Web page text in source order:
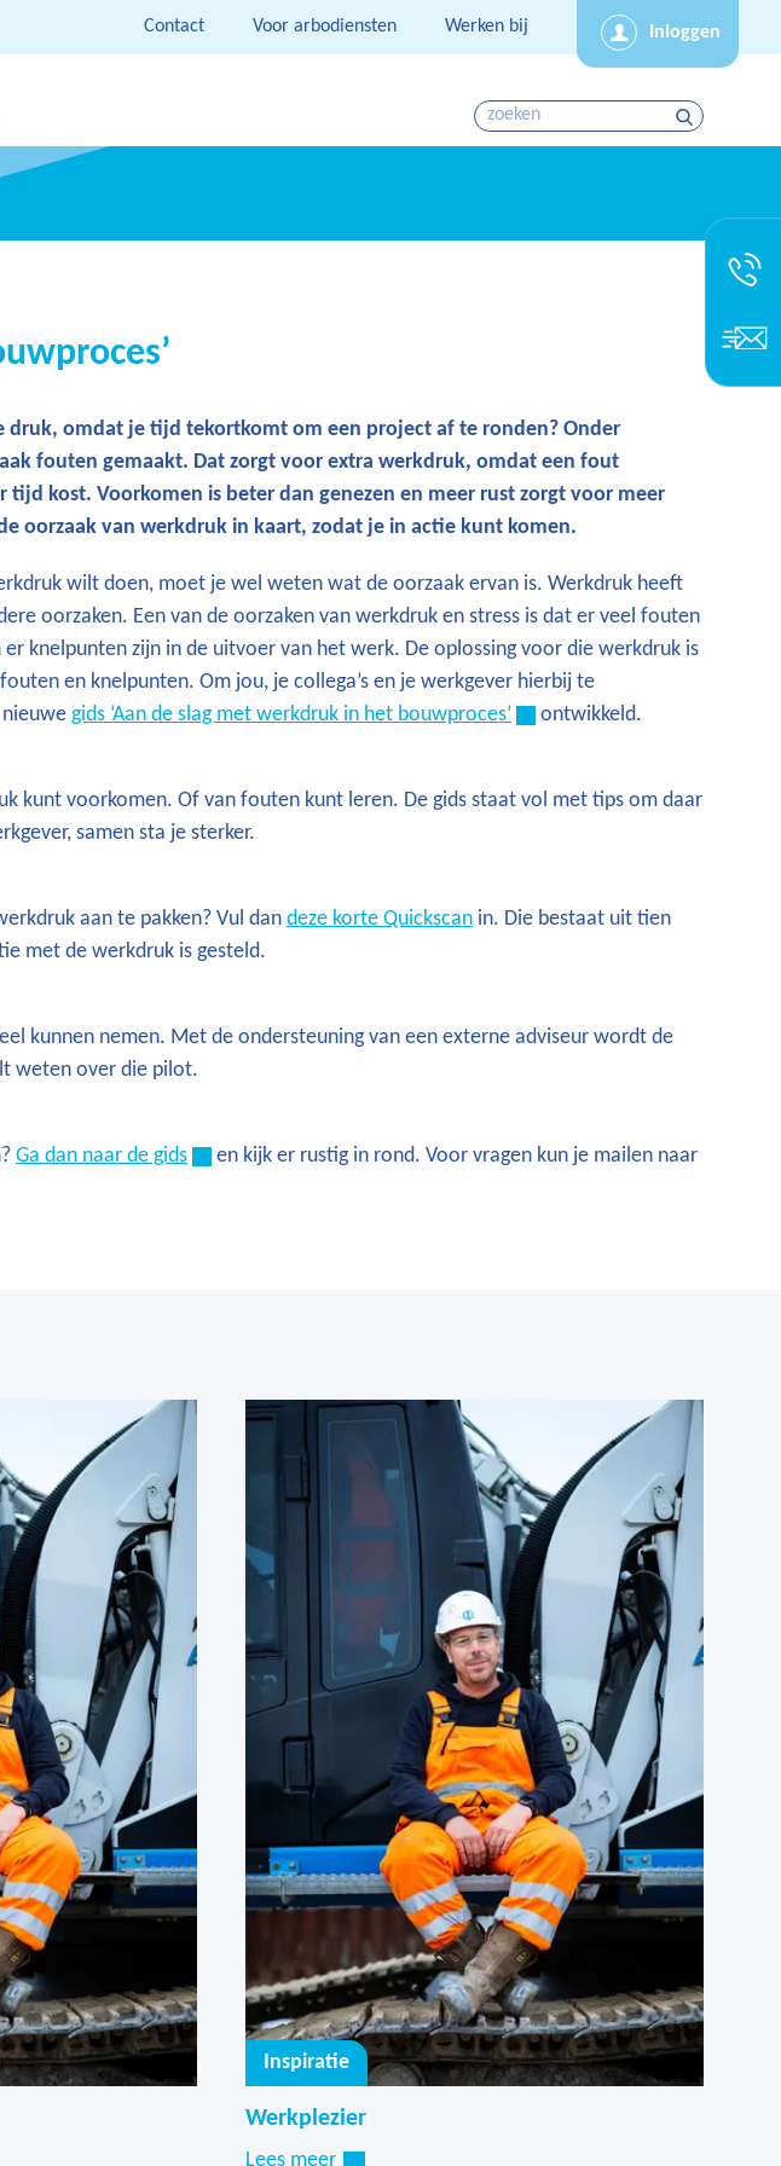
Contact Voor arbodiensten Werken bij Inloggen
druk, omdat je tijd tekortkomt om een project af te ronden? Onder
fouten gemaakt. Dat zorgt voor extra werkdruk, omdat een fout
tijd kost. Voorkomen is beter dan genezen en meer rust zorgt voor meer
oorzaak van werkdruk in kaart, zodat je in actie kunt komen.
wilt doen, moet je wel weten wat de oorzaak ervan is. Werkdruk heeft
oorzaken. Een van de oorzaken van werkdruk en stress is dat er veel fouten
knelpunten zijn in de uitvoer van het werk. De oplossing voor die werkdruk is
en knelpunten. Om jou, je collega’s en je werkgever hierbij te
gids ‘Aan de slag met werkdruk in het bouwproces’ ontwikkeld.
kunt voorkomen. Of van fouten kunt leren. De gids staat vol met tips om daar
samen sta je sterker.
aan te pakken? Vul dan deze korte Quickscan in. Die bestaat uit tien
met de werkdruk is gesteld.
kunnen nemen. Met de ondersteuning van een externe adviseur wordt de
weten over die pilot.
Ga dan naar de gids
en kijk er rustig in rond. Voor vragen kun je mailen naar
Inspiratie
Werkplezier
Lees meer